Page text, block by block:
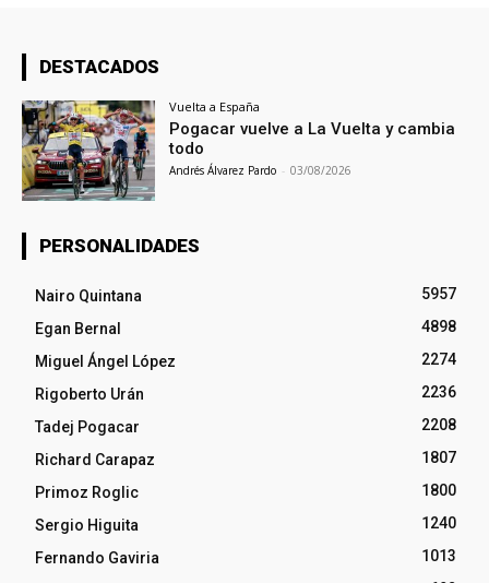
DESTACADOS
Vuelta a España
Pogacar vuelve a La Vuelta y cambia
todo
Andrés Álvarez Pardo - 03/08/2026
PERSONALIDADES
Nairo Quintana
5957
Egan Bernal
4898
Miguel Ángel López
2274
Rigoberto Urán
2236
Tadej Pogacar
2208
Richard Carapaz
1807
Primoz Roglic
1800
Sergio Higuita
1240
Fernando Gaviria
1013